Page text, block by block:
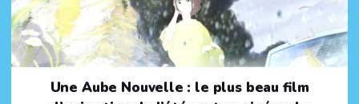
Une Aube Nouvelle : le plus beau film